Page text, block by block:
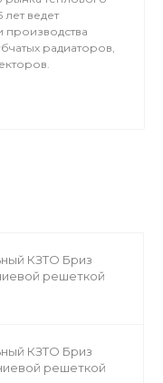
ведет
производства
радиаторов,
КЗТО Бриз
решеткой
КЗТО Бриз
решеткой